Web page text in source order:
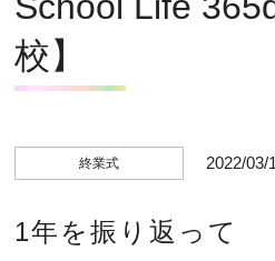
校】
終業式 2022/03/
1年を振り返って